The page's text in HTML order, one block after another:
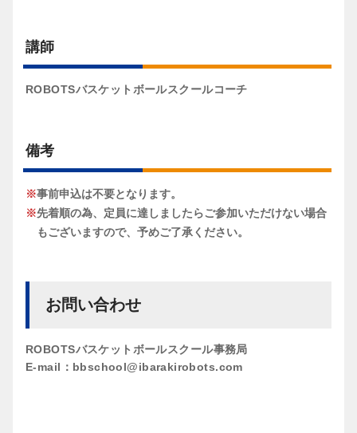
講師
ROBOTSバスケットボールスクールコーチ
備考
事前申込は不要となります。
先着順の為、定員に達しましたらご参加いただけない場合
もございますので、予めご了承ください。
お問い合わせ
ROBOTSバスケットボールスクール事務局
E-mail：bbschool@ibarakirobots.com